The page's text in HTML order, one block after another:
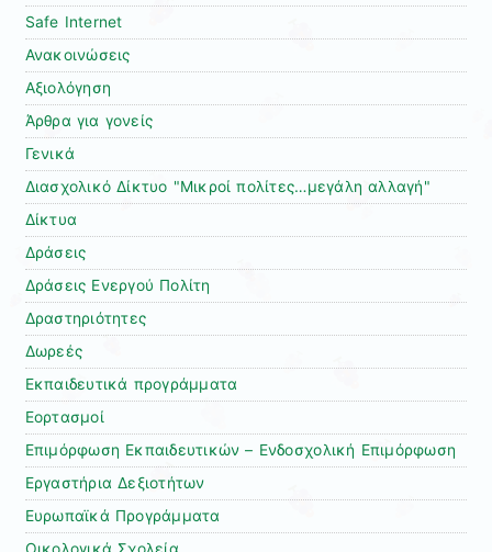
Safe Internet
Ανακοινώσεις
Αξιολόγηση
Άρθρα για γονείς
Γενικά
Διασχολικό Δίκτυο "Μικροί πολίτες…μεγάλη αλλαγή"
Δίκτυα
Δράσεις
Δράσεις Ενεργού Πολίτη
Δραστηριότητες
Δωρεές
Εκπαιδευτικά προγράμματα
Εορτασμοί
Επιμόρφωση Εκπαιδευτικών – Ενδοσχολική Επιμόρφωση
Εργαστήρια Δεξιοτήτων
Ευρωπαϊκά Προγράμματα